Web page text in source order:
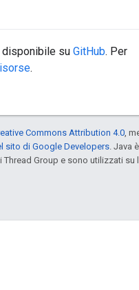
disponibile su GitHub. Per
.
Commons Attribution 4.0,
sito di Google Developers. Java
Group e sono utilizzati su